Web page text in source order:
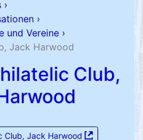
›
›
und Vereine ›
Jack Harwood
Club,
Club, Jack Harwood